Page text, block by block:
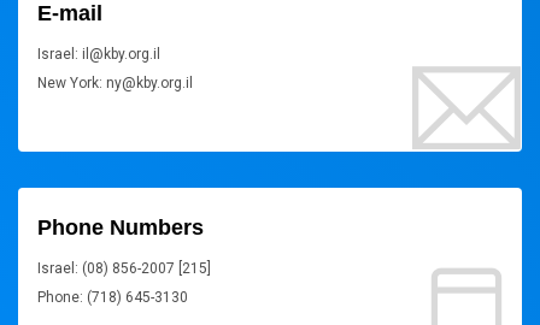
E-mail
Israel: il@kby.org.il
New York: ny@kby.org.il
Phone Numbers
Israel: (08) 856-2007 [215]
Phone: (718) 645-3130